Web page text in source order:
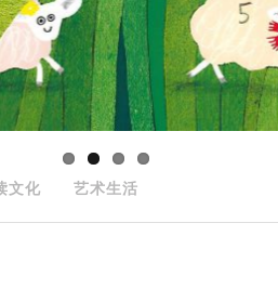
文化 艺术生活